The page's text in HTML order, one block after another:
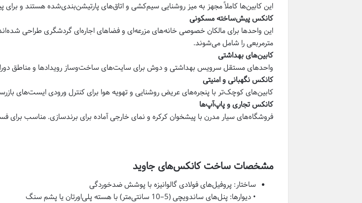
این کابین‌ها کاملاً مجهز به میز روشنایی سیم‌کشی و اتاق‌های پارتیشن‌بندی‌شده هستند و برای
کانکسپیش‌ساخته مسکونی
مترمربعی را شامل می‌شوند.
کابین‌های بهداشتی
واحدهای مستقل سرویس بهداشتی و دوش برای سایت‌های ساخت‌وساز رویدادها و مناطق
کانکسنگهبانی و امنیتی
کابین‌های کوچک‌تر با پنجره‌های عریض روشنایی و تهویه هوا برای کنترل ورودی ایست‌های
کانکستجاری و پاپ‌آپ‌ها
فروشگاه‌های سیار مدرن با پیشخوان کرکره و نمای خارجی آماده برای برندسازی. مناسب
مشخصات ساخت کانکس‌های جاوید
ساختار: پروفیل‌های فولادی گالوانیزه با پوشش ضدخوردگی
• دیوارها: پنل‌های ساندویچی (5–10 سانتی‌متر) با هسته پلی‌اورتان یا پشم سنگ